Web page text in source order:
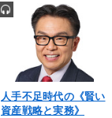
人手不足時代の《賢い
資産戦略と実務》